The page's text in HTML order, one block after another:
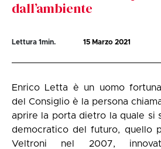
dall’ambiente
Lettura 1min. 15 Marzo 2021
Enrico Letta è un uomo
del Consiglio è la persona
aprire la porta dietro la quale si
democratico del futuro, quello
Veltroni nel 2007,